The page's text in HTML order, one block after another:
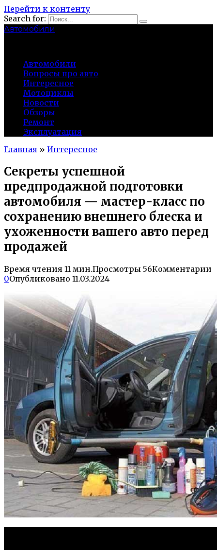
Перейти к контенту
Search for:
Автомобили
Автомобили
Вопросы про авто
Интересное
Мотоциклы
Новости
Обзоры
Ремонт
Эксплуатация
Главная » Интересное
Секреты успешной
предпродажной подготовки
автомобиля — мастер-класс по
сохранению внешнего блеска и
ухоженности вашего авто перед
продажей
Время чтения 11 мин.Просмотры 56Комментарии
0Опубликовано 11.03.2024